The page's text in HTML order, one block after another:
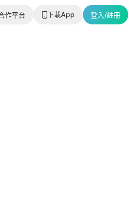
作平台 下載App 登入/註冊